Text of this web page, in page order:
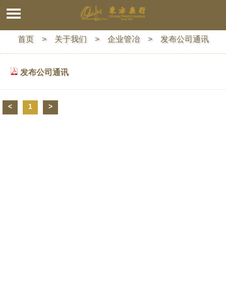
首页> 关于我们 > 企业管冶 > 发布公司通讯
发布公司通讯
< 1 >